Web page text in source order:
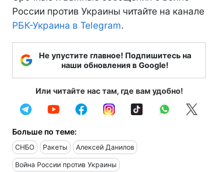
России против Украины читайте на канале
РБК-Украина в Telegram.
Не упустите главное! Подпишитесь на
наши обновления в Google!
Или читайте нас там, где вам удобно!
Больше по теме:
СНБО Ракеты Алексей Данилов
Война России против Украины